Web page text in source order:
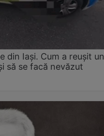
din Iași. Cum a reușit un
să se facă nevăzut